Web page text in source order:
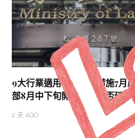
9大行業適用僱用安定措施7月底
部8月中下旬開會研議是否延長
2 天 AGO